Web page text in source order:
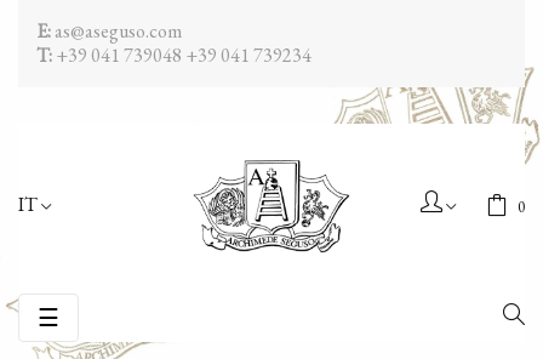
E:as@aseguso.com
T:+39 041 739048 +39 041 739234
IT 0
navigazione
Toggle
☰